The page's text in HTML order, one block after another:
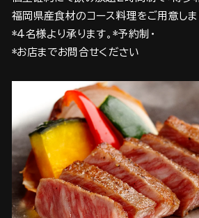
福岡県産食材のコース料理をご用意しま
*4名様より承ります。*予約制・
*お店までお問合せください